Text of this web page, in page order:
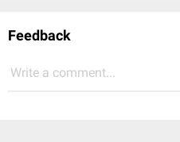
Feedback
Write a comment...